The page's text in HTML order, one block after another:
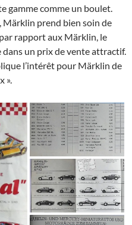
gamme comme un boulet.
Märklin prend bien soin de
rapport aux Märklin, le
un prix de vente attractif.
l’intérêt pour Märklin de
».